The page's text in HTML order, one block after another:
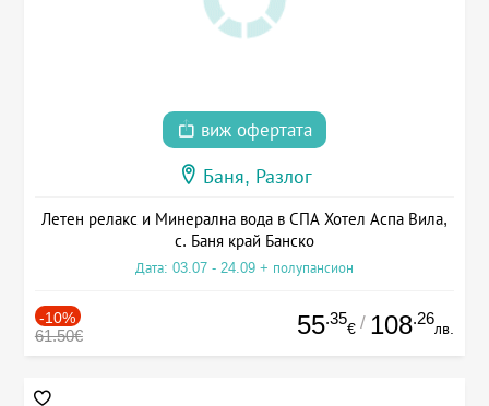
виж офертата
Баня, Разлог
Летен релакс и Минерална вода в СПА Хотел Аспа Вила,
с. Баня край Банско
Дата: 03.07 - 24.09 + полупансион
-10%
61.50€ 55.35
€ / 108.26
лв.